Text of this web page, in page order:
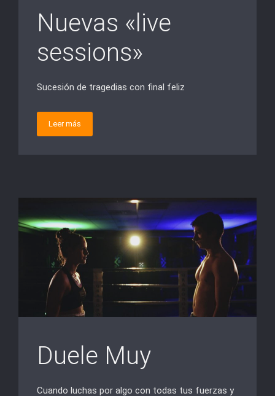
Nuevas «live
sessions»
Sucesión de tragedias con final feliz
Leer más
Duele Muy
Cuando luchas por algo con todas tus fuerzas y